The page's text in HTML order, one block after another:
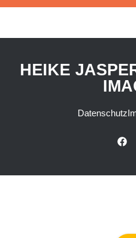
HEIKE
Datenschutz